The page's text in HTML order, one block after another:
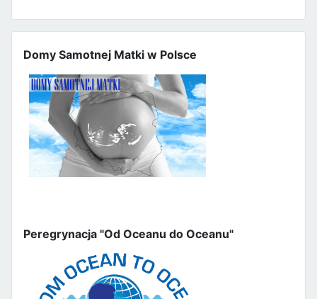
Domy Samotnej Matki w Polsce
Peregrynacja "Od Oceanu do Oceanu"